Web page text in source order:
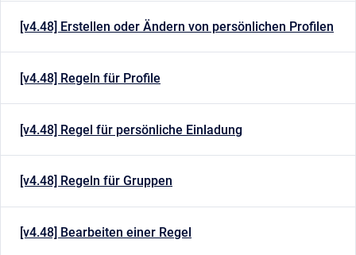
[v4.48] Erstellen oder Ändern von persönlichen Profilen
[v4.48] Regeln für Profile
[v4.48] Regel für persönliche Einladung
[v4.48] Regeln für Gruppen
[v4.48] Bearbeiten einer Regel